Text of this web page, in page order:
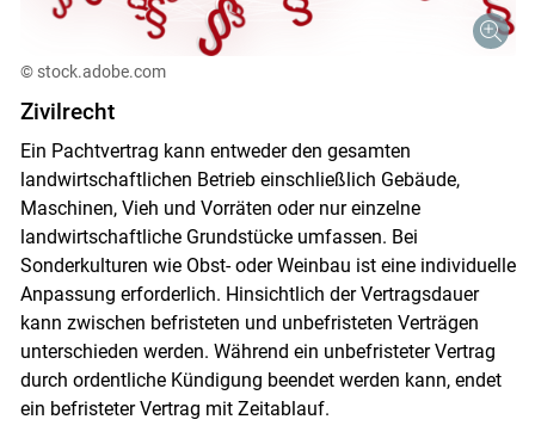
© stock.adobe.com
Zivilrecht
Ein Pachtvertrag kann entweder den gesamten
landwirtschaftlichen Betrieb einschließlich Gebäude,
Maschinen, Vieh und Vorräten oder nur einzelne
landwirtschaftliche Grundstücke umfassen. Bei
Sonderkulturen wie Obst- oder Weinbau ist eine individuelle
Anpassung erforderlich. Hinsichtlich der Vertragsdauer
kann zwischen befristeten und unbefristeten Verträgen
unterschieden werden. Während ein unbefristeter Vertrag
durch ordentliche Kündigung beendet werden kann, endet
ein befristeter Vertrag mit Zeitablauf.